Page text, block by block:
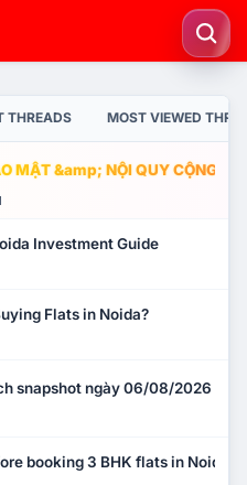
THREADS MOST VIEWED
MẬT &amp; NỘI QUY CỘNG
Investment Guide
Flats in Noida?
snapshot ngày 06/08/2026
booking 3 BHK flats in Noida?